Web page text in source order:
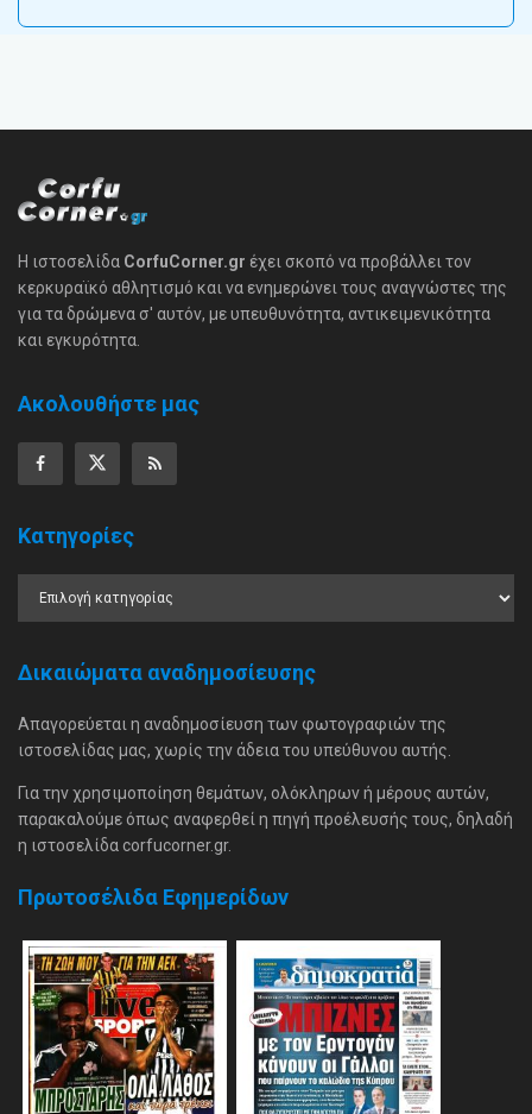
Η ιστοσελίδα CorfuCorner.gr έχει σκοπό να προβάλλει τον
κερκυραϊκό αθλητισμό και να ενημερώνει τους αναγνώστες της
για τα δρώμενα σ' αυτόν, με υπευθυνότητα, αντικειμενικότητα
και εγκυρότητα.
Ακολουθήστε μας
Κατηγορίες
Δικαιώματα αναδημοσίευσης
Απαγορεύεται η αναδημοσίευση των φωτογραφιών της
ιστοσελίδας μας, χωρίς την άδεια του υπεύθυνου αυτής.
Για την χρησιμοποίηση θεμάτων, ολόκληρων ή μέρους αυτών,
παρακαλούμε όπως αναφερθεί η πηγή προέλευσής τους, δηλαδή
η ιστοσελίδα corfucorner.gr.
Πρωτοσέλιδα Εφημερίδων